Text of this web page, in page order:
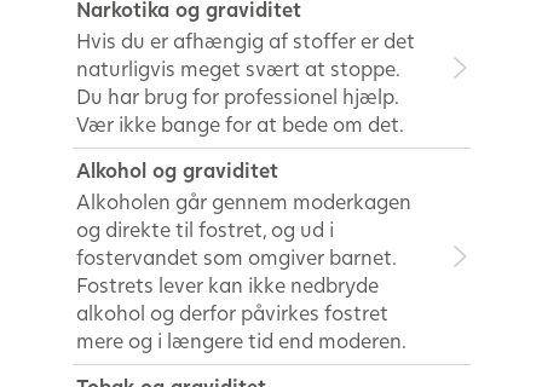
Narkotika og graviditet
Hvis du er afhængig af stoffer er det
naturligvis meget svært at stoppe.
Du har brug for professionel hjælp.
Vær ikke bange for at bede om det.
Alkohol og graviditet
Alkoholen går gennem moderkagen
og direkte til fostret, og ud i
fostervandet som omgiver barnet.
Fostrets lever kan ikke nedbryde
alkohol og derfor påvirkes fostret
mere og i længere tid end moderen.